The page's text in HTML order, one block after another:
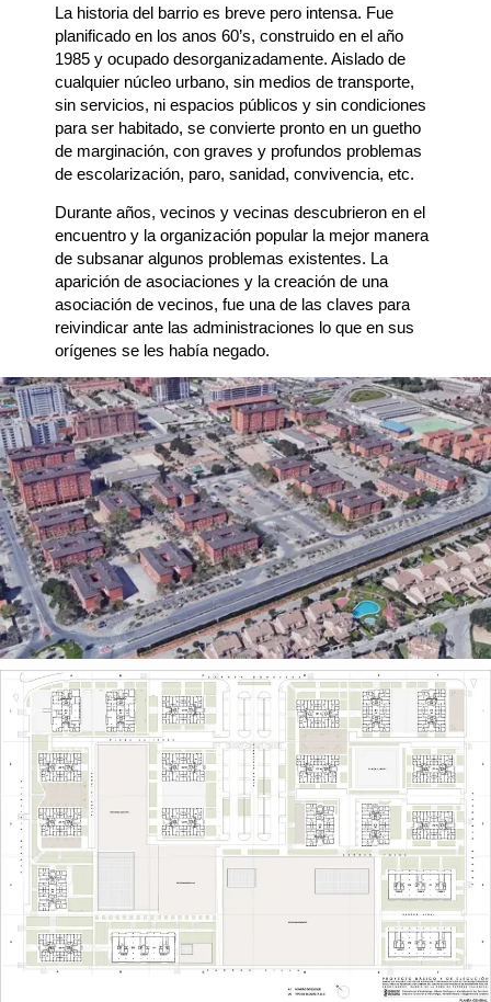
La historia del barrio es breve pero intensa. Fue
planificado en los anos 60’s, construido en el año
1985 y ocupado desorganizadamente. Aislado de
cualquier núcleo urbano, sin medios de transporte,
sin servicios, ni espacios públicos y sin condiciones
para ser habitado, se convierte pronto en un guetho
de marginación, con graves y profundos problemas
de escolarización, paro, sanidad, convivencia, etc.
Durante años, vecinos y vecinas descubrieron en el
encuentro y la organización popular la mejor manera
de subsanar algunos problemas existentes. La
aparición de asociaciones y la creación de una
asociación de vecinos, fue una de las claves para
reivindicar ante las administraciones lo que en sus
orígenes se les había negado.